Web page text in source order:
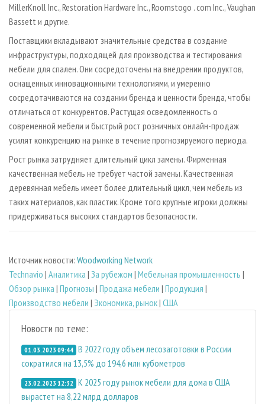
MillerKnoll Inc., Restoration Hardware Inc., Roomstogo . com Inc., Vaughan
Bassett и другие.
Поставщики вкладывают значительные средства в создание
инфраструктуры, подходящей для производства и тестирования
мебели для спален. Они сосредоточены на внедрении продуктов,
оснащенных инновационными технологиями, и умеренно
сосредотачиваются на создании бренда и ценности бренда, чтобы
отличаться от конкурентов. Растущая осведомленность о
современной мебели и быстрый рост розничных онлайн-продаж
усилят конкуренцию на рынке в течение прогнозируемого периода.
Рост рынка затрудняет длительный цикл замены. Фирменная
качественная мебель не требует частой замены. Качественная
деревянная мебель имеет более длительный цикл, чем мебель из
таких материалов, как пластик. Кроме того крупные игроки должны
придерживаться высоких стандартов безопасности.
Источник новости: Woodworking Network
Technavio | Аналитика | За рубежом | Мебельная промышленность |
Обзор рынка | Прогнозы | Продажа мебели | Продукция |
Производство мебели | Экономика, рынок| США
Новости по теме:
01.03.2023 09:44 В 2022 году объем лесозаготовки в России
сократился на 13,5% до 194,6 млн кубометров
23.02.2023 12:32 К 2025 году рынок мебели для дома в США
вырастет на 8,22 млрд долларов